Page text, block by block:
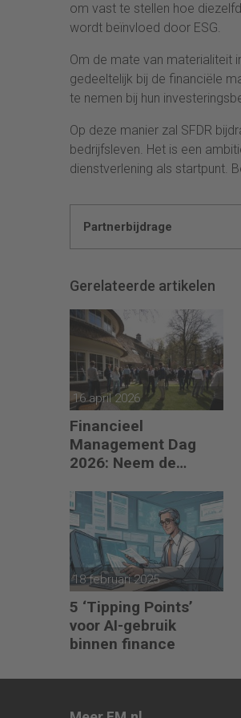
om vast te stellen hoe
wordt beïnvloed door ESG.
Om de mate van materialiteit
gedeeltelijk bij de financiële
te nemen bij hun
Op deze manier zal SFDR
bedrijfsleven. Het is een
dienstverlening als startpunt.
Partnerbijdrage
Gerelateerde artikelen
16 april 2026
Financieel
Management Dag
2026: Neem de
hand
18 februari 2025
5 ‘Tipping Points’
voor AI-gebruik
binnen finance